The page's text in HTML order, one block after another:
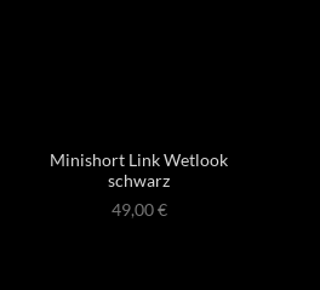
Minishort Link Wetlook
schwarz
49,00€